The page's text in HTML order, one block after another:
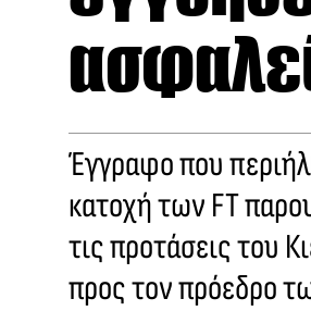
Έγγραφο που
κατοχή των FT
τις προτάσεις του
προς τον πρόεδρο